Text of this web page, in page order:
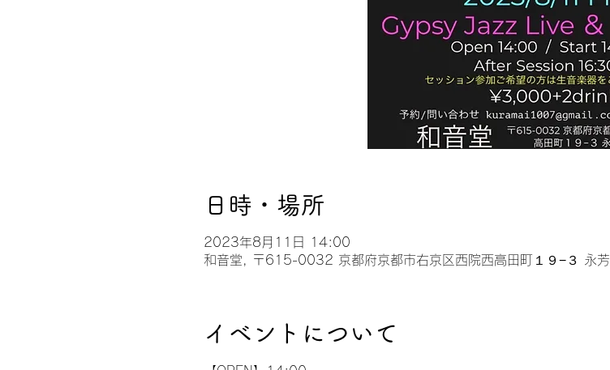
日時・場所
2023年8月11日 14:00
和音堂, 〒615-0032 京都府京都市右京区西院西高田町１９−３ 永
イベントについて